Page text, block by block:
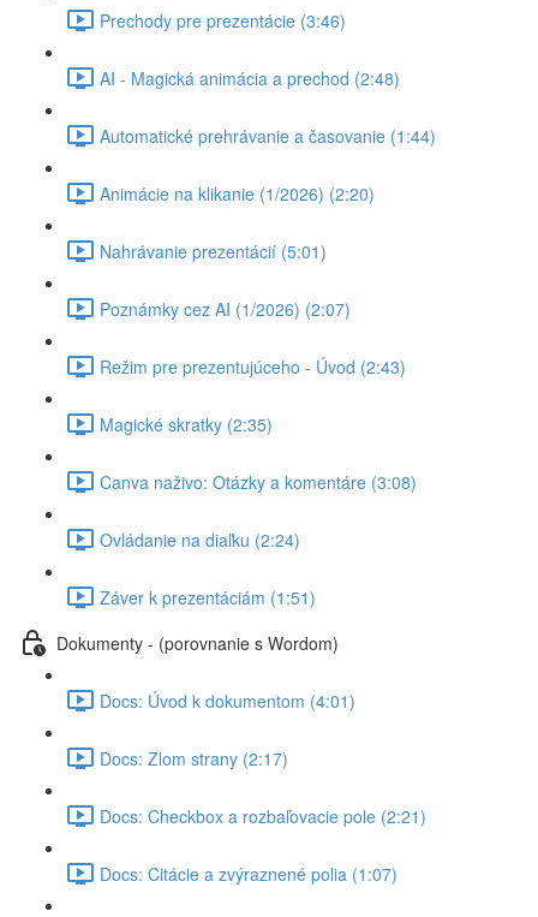
Prechody pre prezentácie (3:46)
AI - Magická animácia a prechod (2:48)
Automatické prehrávanie a časovanie (1:44)
Animácie na klikanie (1/2026) (2:20)
Nahrávanie prezentácií (5:01)
Poznámky cez AI (1/2026) (2:07)
Režim pre prezentujúceho - Úvod (2:43)
Magické skratky (2:35)
Canva naživo: Otázky a komentáre (3:08)
Ovládanie na diaľku (2:24)
Záver k prezentáciám (1:51)
Dokumenty - (porovnanie s Wordom)
Docs: Úvod k dokumentom (4:01)
Docs: Zlom strany (2:17)
Docs: Checkbox a rozbaľovacie pole (2:21)
Docs: Citácie a zvýraznené polia (1:07)